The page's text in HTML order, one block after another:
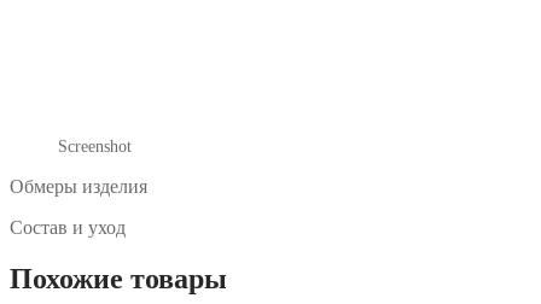
Screenshot
Обмеры изделия
Состав и уход
Похожие товары